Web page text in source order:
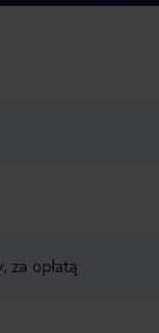
za opłatą